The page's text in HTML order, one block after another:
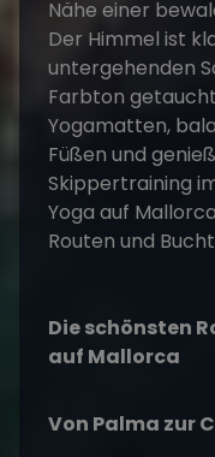
Die schönsten
auf Mallorca
Von Palma zur